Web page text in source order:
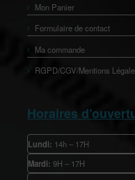
Mon Panier
Formulaire de contact
Ma commande
RGPD/CGV/Mentions
Horaires
Lundi: 14h – 17H
Mardi: 9H – 17H